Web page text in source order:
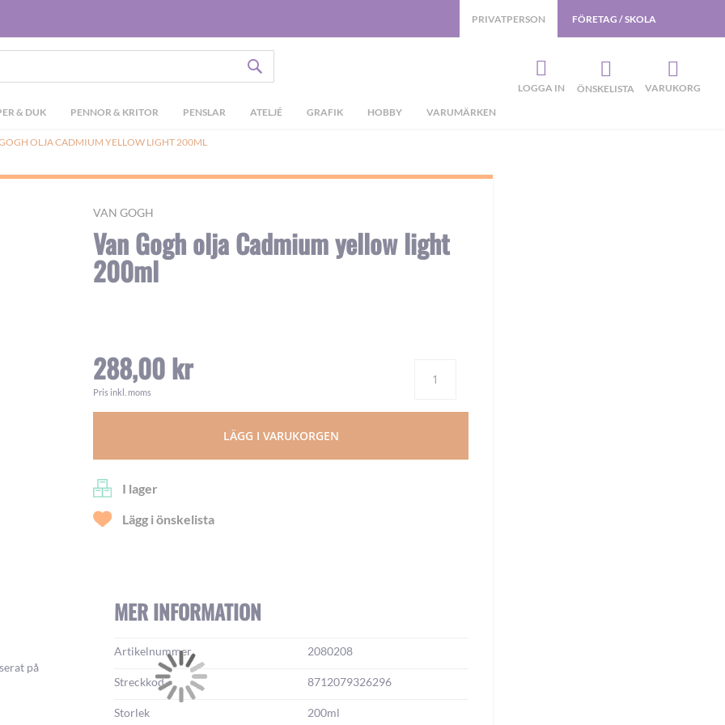
& DUK PENNOR & KRITOR PENSLAR ATELJÉ GRAFIK HOBBY VARUMÄRKEN
PRIVATPERSON FÖRETAG / SKOLA
LOGGA IN ÖNSKELISTA VARUKORG
OLJA CADMIUM YELLOW LIGHT 200ML
VAN GOGH
Van Gogh olja Cadmium yellow light
200ml
288,00 kr
Pris inkl. moms
LÄGG I VARUKORGEN
I lager
Lägg i önskelista
på
MER INFORMATION
Mer
information:
Artikelnummer 2080208
Streckkod 8712079326296
Storlek 200ml